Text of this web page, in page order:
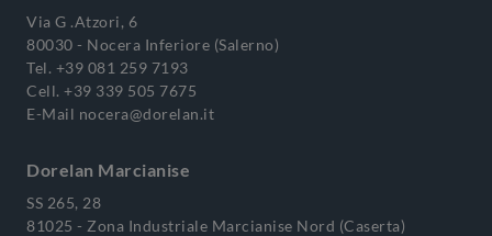
Via G .Atzori, 6
80030 - Nocera Inferiore (Salerno)
Tel. +39 081 259 7193
Cell. +39 339 505 7675
E-Mail nocera@dorelan.it
Dorelan Marcianise
SS 265, 28
81025 - Zona Industriale Marcianise Nord (Caserta)